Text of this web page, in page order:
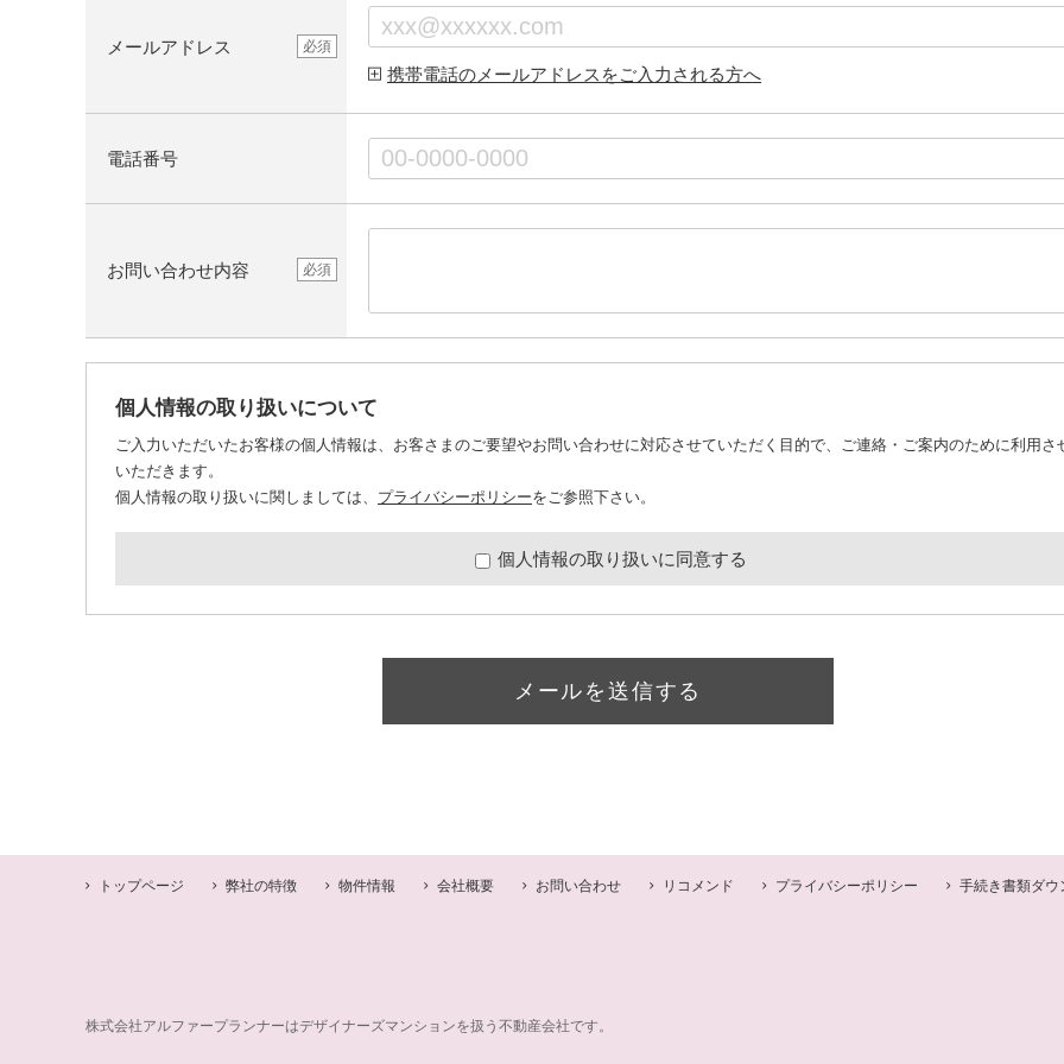
メールアドレス 必須
携帯電話のメールアドレスをご入力される方へ
電話番号
お問い合わせ内容 必須
個人情報の取り扱いについて
ご入力いただいたお客様の個人情報は、お客さまのご要望やお問い合わせに対応させていただく目的で、ご連絡・ご案内のために利用さ
いただきます。
個人情報の取り扱いに関しましては、 プライバシーポリシーをご参照下さい。
個人情報の取り扱いに同意する
メールを送信する
トップページ 弊社の特徴 物件情報 会社概要 お問い合わせ リコメンド プライバシーポリシー 手続き書類ダウ
株式会社アルファープランナーはデザイナーズマンションを扱う不動産会社です。